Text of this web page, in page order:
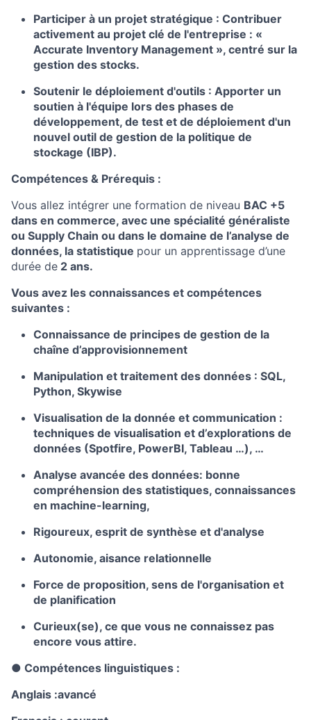
Participer à un projet stratégique : Contribuer
activement au projet clé de l'entreprise : «
Accurate Inventory Management », centré sur la
gestion des stocks.
Soutenir le déploiement d'outils : Apporter un
soutien à l'équipe lors des phases de
développement, de test et de déploiement d'un
nouvel outil de gestion de la politique de
stockage (IBP).
Compétences & Prérequis :
Vous allez intégrer une formation de niveau BAC +5
dans en commerce, avec une spécialité généraliste
ou Supply Chain ou dans le domaine de l’analyse de
données, la statistique pour un apprentissage d’une
durée de 2 ans.
Vous avez les connaissances et compétences
suivantes :
Connaissance de principes de gestion de la
chaîne d’approvisionnement
Manipulation et traitement des données : SQL,
Python, Skywise
Visualisation de la donnée et communication :
techniques de visualisation et d’explorations de
données (Spotfire, PowerBI, Tableau …), …
Analyse avancée des données: bonne
compréhension des statistiques, connaissances
en machine-learning,
Rigoureux, esprit de synthèse et d'analyse
Autonomie, aisance relationnelle
Force de proposition, sens de l'organisation et
de planification
Curieux(se), ce que vous ne connaissez pas
encore vous attire.
● Compétences linguistiques :
Anglais :avancé